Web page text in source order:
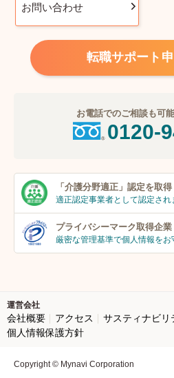
お問い合わせ
転職サポート
お電話でのご相談も可
0120-
「介護分野適正」 認定を取得
適正認定事業者として認定され
プライバシーマーク取得企業
厳密な管理基準で個人情報をお
運営会社
会社概要 アクセス サスティナビリ
個人情報保護方針
Copyright © Mynavi Corporation